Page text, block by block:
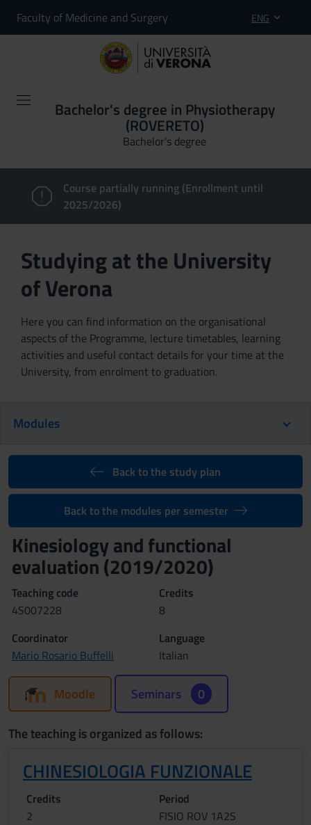
Faculty of Medicine and Surgery ENG
Bachelor's degree in Physiotherapy
(ROVERETO)
Bachelor's degree
Course partially running (Enrollment until
2025/2026)
Studying at the University
of Verona
Here you can find information on the organisational
aspects of the Programme, lecture timetables, learning
activities and useful contact details for your time at the
University, from enrolment to graduation.
Modules
Back to the study plan
Back to the modules per semester
Kinesiology and functional
evaluation (2019/2020)
Teaching code
4S007228
Credits
8
Coordinator
Mario Rosario Buffelli
Language
Italian
Moodle Seminars 0
The teaching is organized as follows:
CHINESIOLOGIA FUNZIONALE
Credits
2
Period
FISIO ROV 1A2S